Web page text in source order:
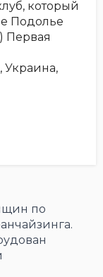
который
Подолье
Первая
Украина,
по